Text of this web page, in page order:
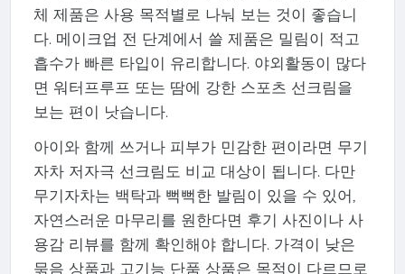
체 제품은 사용 목적별로 나눠 보는 것이 좋습니
다. 메이크업 전 단계에서 쓸 제품은 밀림이 적고
흡수가 빠른 타입이 유리합니다. 야외활동이 많다
면 워터프루프 또는 땀에 강한 스포츠 선크림을
보는 편이 낫습니다.
아이와 함께 쓰거나 피부가 민감한 편이라면 무기
자차 저자극 선크림도 비교 대상이 됩니다. 다만
무기자차는 백탁과 뻑뻑한 발림이 있을 수 있어,
자연스러운 마무리를 원한다면 후기 사진이나 사
용감 리뷰를 함께 확인해야 합니다. 가격이 낮은
묶음 상품과 고기능 단품 상품은 목적이 다르므로